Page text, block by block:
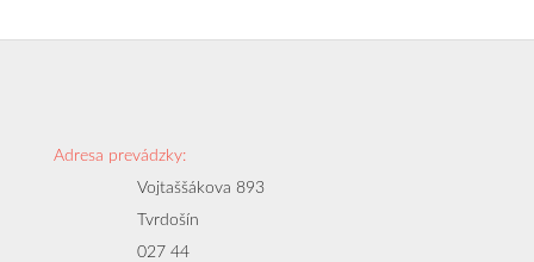
Adresa prevádzky:
Vojtaššákova 893
Tvrdošín
027 44